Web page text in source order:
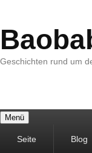
Geschichten rund um
Menü
MenüSeite Blog